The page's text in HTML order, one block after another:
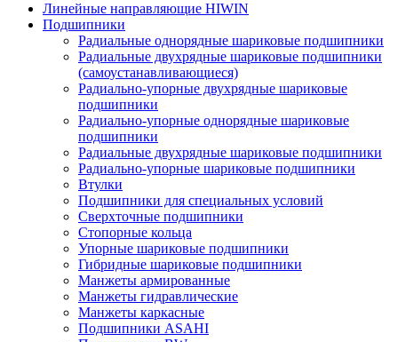
Линейные направляющие HIWIN
Подшипники
Радиальные однорядные шариковые подшипники
Радиальные двухрядные шариковые подшипники
(самоустанавливающиеся)
Радиально-упорные двухрядные шариковые
подшипники
Радиально-упорные однорядные шариковые
подшипники
Радиальные двухрядные шариковые подшипники
Радиально-упорные шариковые подшипники
Втулки
Подшипники для специальных условий
Сверхточные подшипники
Стопорные кольца
Упорные шариковые подшипники
Гибридные шариковые подшипники
Манжеты армированные
Манжеты гидравлические
Манжеты каркасные
Подшипники ASAHI